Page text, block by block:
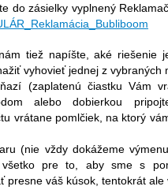
do zásielky vyplnený
tiež napíšte, aké riešenie
vyhovieť jednej z vybraných
(zaplatenú čiastku Vám
alebo dobierkou
vrátane pomlčiek, na ktorý
(nie vždy dokážeme
pre to, aby sme s
presne váš kúsok, tentokrát ale